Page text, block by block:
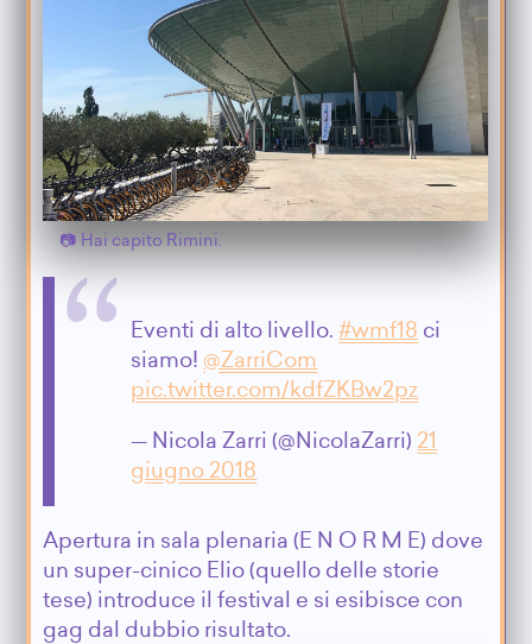
Hai capito Rimini.
Eventi di alto livello.#wmf18 ci
siamo!@ZarriCom
pic.twitter.com/kdfZKBw2pz
— Nicola Zarri (@NicolaZarri) 21
giugno 2018
Apertura in sala plenaria (E N O R M E) dove
un super-cinico Elio (quello delle storie
tese) introduce il festival e si esibisce con
gag dal dubbio risultato.